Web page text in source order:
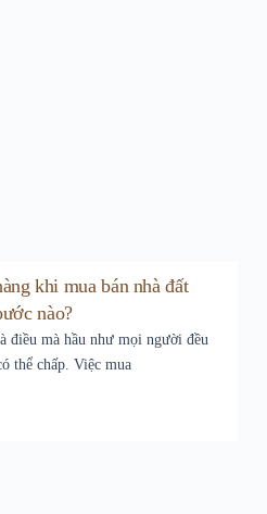
khi mua bán nhà đất
nào?
điều mà hầu như mọi người đều
thể chấp. Việc mua